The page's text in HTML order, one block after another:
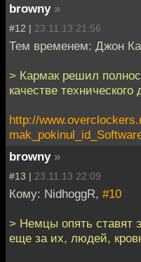
browny »
#12 | 23.11.13 21:56
Тем временем: Джон
> Кармак решил
качестве
http://
browny »
#13 | 23.11.13 22:09
Кому: NidhoggR, #10
> Немцы опять ставят
еще за их, людей,